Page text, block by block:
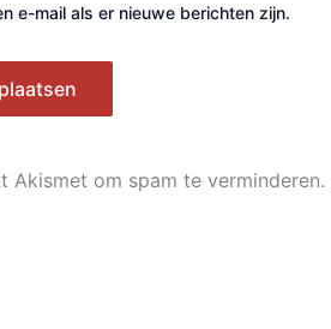
e-mail als er nieuwe berichten zijn.
Akismet om spam te verminderen.